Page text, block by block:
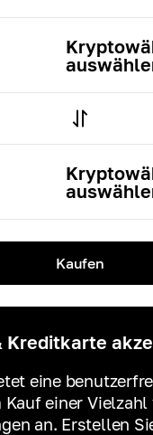
Kreditkarte
eine
einer Vielzahl
an. Erstellen
Kaufen